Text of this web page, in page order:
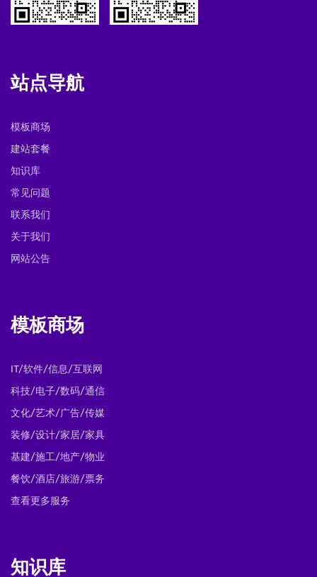
站点导航
模板商场
建站套餐
知识库
常见问题
联系我们
关于我们
网站公告
模板商场
IT/软件/信息/互联网
科技/电子/数码/通信
文化/艺术/广告/传媒
装修/设计/家居/家具
基建/施工/地产/物业
餐饮/酒店/旅游/票务
查看更多服务
知识库